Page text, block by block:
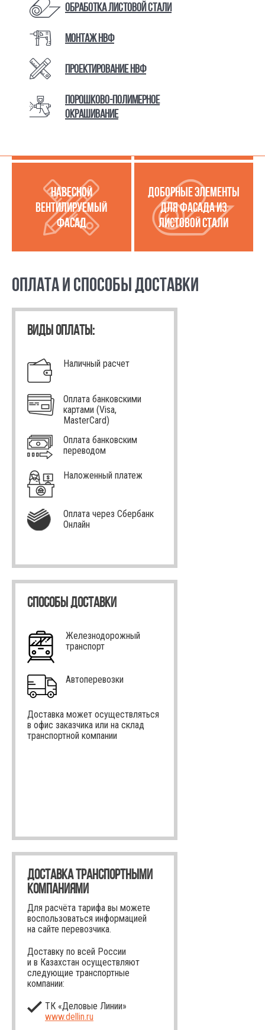
Обработка листовой стали
Монтаж НВФ
Проектирование НВФ
Порошково-полимерное
окрашивание
КАТАЛОГ ТОВАРОВ И УСЛУГ
УСЛУГИ ПО РАБОТЕ С
ЛИСТОВОЙ СТАЛЬЮ
МЕТАЛЛОКАССЕТЫ
НАВЕСНОЙ
ВЕНТИЛИРУЕМЫЙ
ФАСАД
ДОБОРНЫЕ ЭЛЕМЕНТЫ
ДЛЯ ФАСАДА ИЗ
ЛИСТОВОЙ СТАЛИ
ОПЛАТА И СПОСОБЫ ДОСТАВКИ
ВИДЫ ОПЛАТЫ:
Наличный расчет
Оплата банковскими
картами (Visa,
MasterCard)
Оплата банковским
переводом
Наложенный платеж
Оплата через Сбербанк
Онлайн
СПОСОБЫ ДОСТАВКИ
Железнодорожный
транспорт
Автоперевозки
Доставка может осуществляться
в офис заказчика или на склад
транспортной компании
ДОСТАВКА ТРАНСПОРТНЫМИ
КОМПАНИЯМИ
Для расчёта тарифа вы можете
воспользоваться информацией
на сайте перевозчика.
Доставку по всей России
и в Казахстан осуществляют
следующие транспортные
компании:
ТК «Деловые Линии»
www.dellin.ru